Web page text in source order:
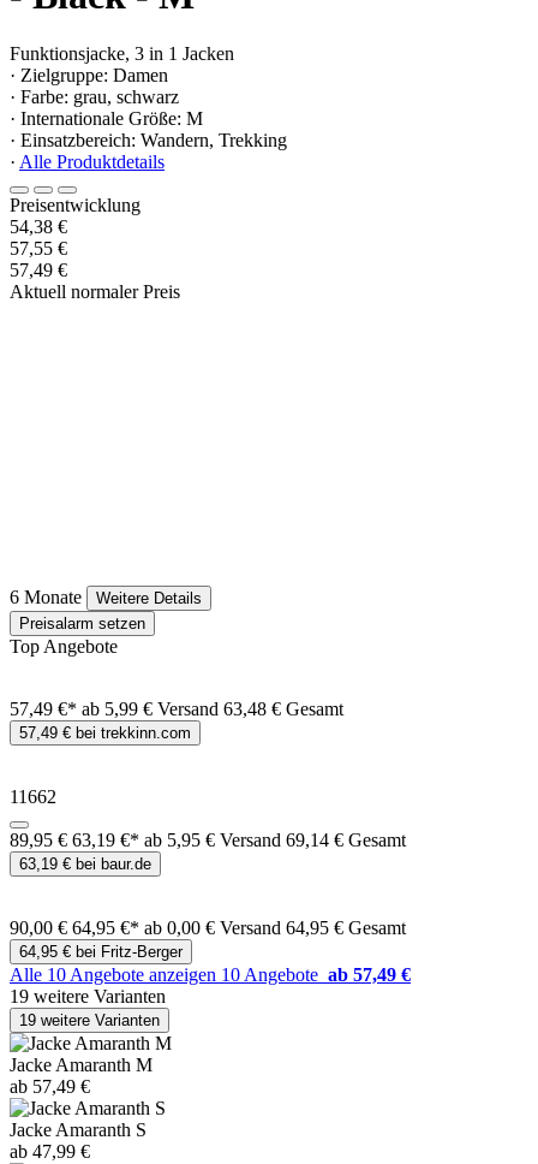
Funktionsjacke, 3 in 1 Jacken
· Zielgruppe: Damen
· Farbe: grau, schwarz
· Internationale Größe: M
· Einsatzbereich: Wandern, Trekking
· Alle Produktdetails
Preisentwicklung
54,38 €
57,55 €
57,49 €
Aktuell normaler Preis
6 Monate
Weitere Details
Preisalarm setzen
Top Angebote
57,49 €* ab 5,99 € Versand 63,48 € Gesamt
57,49 € bei trekkinn.com
11662
89,95 € 63,19 €* ab 5,95 € Versand 69,14 € Gesamt
63,19 € bei baur.de
90,00 € 64,95 €* ab 0,00 € Versand 64,95 € Gesamt
64,95 € bei Fritz-Berger
Alle 10 Angebote anzeigen 10 Angebote ab 57,49 €
19 weitere Varianten
19 weitere Varianten
Jacke Amaranth M
ab 57,49 €
Jacke Amaranth S
ab 47,99 €